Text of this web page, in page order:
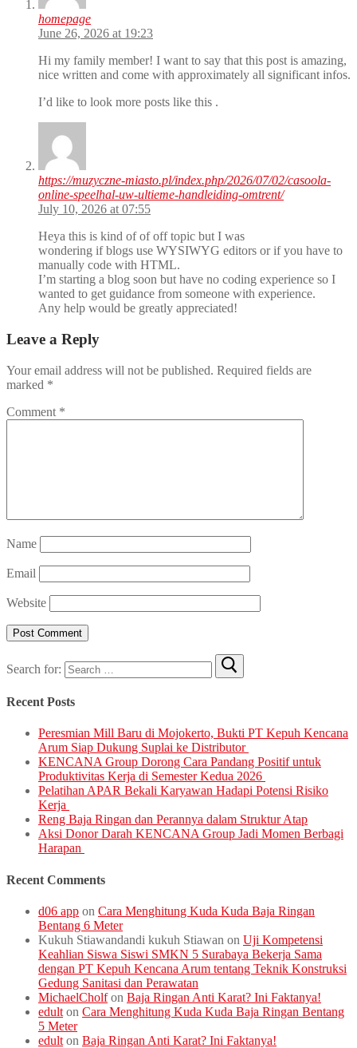
homepage
June 26, 2026 at 19:23
Hi my family member! I want to say that this post is amazing,
nice written and come with approximately all significant infos.
I’d like to look more posts like this .
https://muzyczne-miasto.pl/index.php/2026/07/02/casoola-
online-speelhal-uw-ultieme-handleiding-omtrent/
July 10, 2026 at 07:55
Heya this is kind of of off topic but I was
wondering if blogs use WYSIWYG editors or if you have to
manually code with HTML.
I’m starting a blog soon but have no coding experience so I
wanted to get guidance from someone with experience.
Any help would be greatly appreciated!
Leave a Reply
Your email address will not be published. Required fields are
marked *
Comment *
Name
Email
Website
Search for:
Recent Posts
Peresmian Mill Baru di Mojokerto, Bukti PT Kepuh Kencana
Arum Siap Dukung Suplai ke Distributor
KENCANA Group Dorong Cara Pandang Positif untuk
Produktivitas Kerja di Semester Kedua 2026
Pelatihan APAR Bekali Karyawan Hadapi Potensi Risiko
Kerja
Reng Baja Ringan dan Perannya dalam Struktur Atap
Aksi Donor Darah KENCANA Group Jadi Momen Berbagi
Harapan
Recent Comments
d06 app on Cara Menghitung Kuda Kuda Baja Ringan
Bentang 6 Meter
Kukuh Stiawandandi kukuh Stiawan on Uji Kompetensi
Keahlian Siswa Siswi SMKN 5 Surabaya Bekerja Sama
dengan PT Kepuh Kencana Arum tentang Teknik Konstruksi
Gedung Sanitasi dan Perawatan
MichaelCholfon Baja Ringan Anti Karat? Ini Faktanya!
edult on Cara Menghitung Kuda Kuda Baja Ringan Bentang
5 Meter
edult on Baja Ringan Anti Karat? Ini Faktanya!